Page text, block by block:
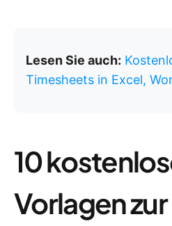
Lesen Sie auch:
Timesheets in Excel,
10
Vorlagen